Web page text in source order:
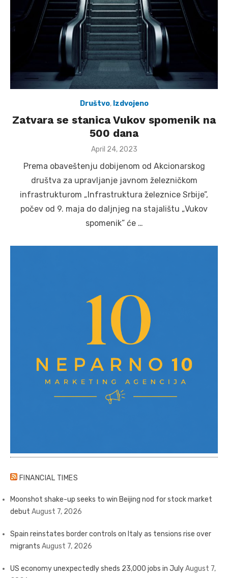
Društvo, Izdvojeno
Zatvara se stanica Vukov spomenik na
500 dana
Posted
April 24, 2023
Prema obaveštenju dobijenom od Akcionarskog
društva za upravljanje javnom železničkom
infrastrukturom „Infrastruktura železnice Srbije”,
počev od 9. maja do daljnjeg na stajalištu „Vukov
spomenik” će …
FINANCIAL TIMES
Moonshot shake-up seeks to win Beijing nod for stock market
debut August 7, 2026
Spain reinstates border controls on Italy as tensions rise over
migrants August 7, 2026
US economy unexpectedly sheds 23,000 jobs in JulyAugust 7,